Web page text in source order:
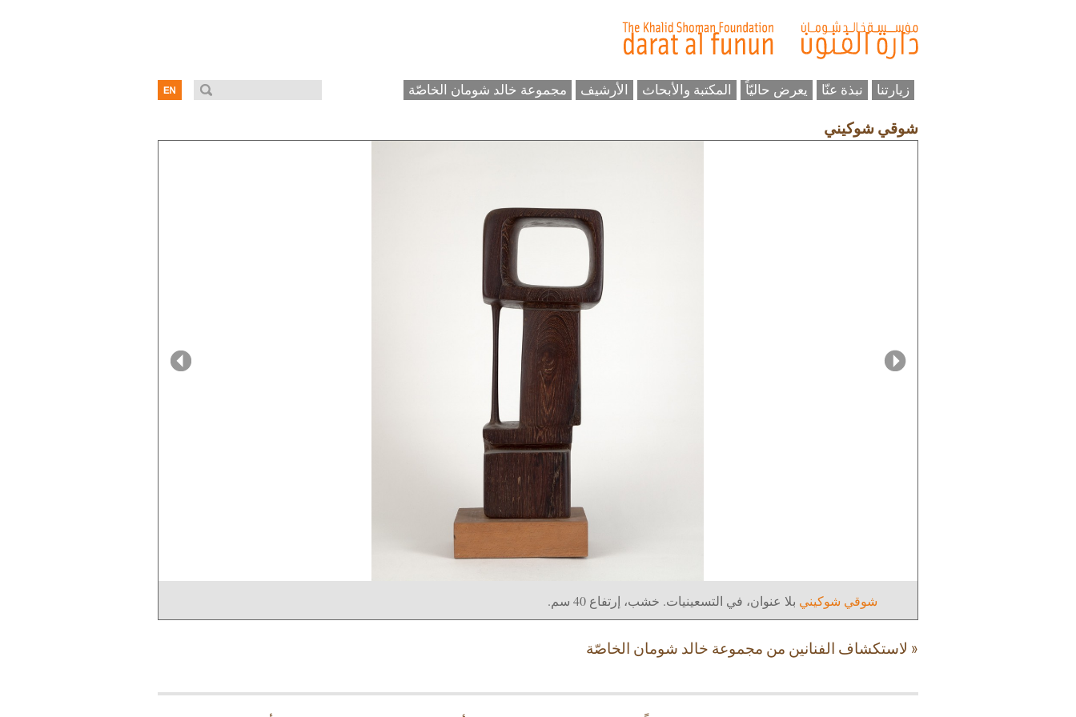
زيارتنا نبذة عنّا يعرض حاليّاً المكتبة والأبحاث الأرشيف مجموعة خالد شومان الخاصّة
شوقي شوكيني
شوقي شوكيني بلا عنوان، في التسعينيات. خشب، إرتفاع 40 سم.
« لاستكشاف الفنانين من مجموعة خالد شومان الخاصّة